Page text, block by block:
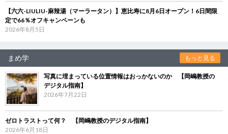
【六六-LIULIU-麻辣湯（マーラータン）】恵比寿に8月6日オープン！6日間限
定で66％オフキャンペーンも
2026年8月5日
まめ学 もっと見る
写真に埋まっている位置情報はおっかないのか 【岡嶋教授の
デジタル指南】
2026年7月22日
ゼロトラストって何？ 【岡嶋教授のデジタル指南】
2026年6月18日